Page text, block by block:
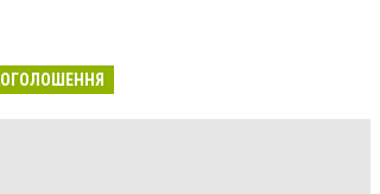
ОГОЛОШЕННЯ